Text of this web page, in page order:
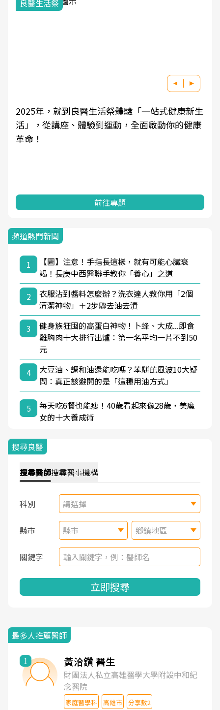
驗「一站式健康新生
，全面啟動你的健康
良醫健康網從「換季的身體
學觀點與日常感受的對話，
頻道熱門新聞
1
【圖】注意！手指長這樣，就有可能心臟衰
竭！長庚中西醫聯手教你「養心」之道
2
衣服沾到醬料怎麼辦？洗衣達人教你用「2個
清潔神物」＋2步驟去油去漬
3
健身族狂囤的高蛋白神物！卜蜂、大成...即食
雞胸肉十大排行出爐：第一名平均一片不到50
元
4
大豆油、調和油還能吃嗎？苯駢芘風波10大疑
問：真正該避開的是「這種用油方式」
5
每天吃6餐也能瘦！40歲看起來像28歲，美魔
女的十大養成術
搜尋良醫
搜尋醫師搜尋醫事機構
科別 請選擇
縣市 縣市 鄉鎮地區
關鍵字
立即搜尋
最多人推薦醫師
1 黃洽鑽 醫生
財團法人私立高雄醫學大學附設中和紀
念醫院
家庭醫學科 高雄市 分享數2